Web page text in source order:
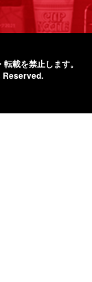
転載を禁止します。